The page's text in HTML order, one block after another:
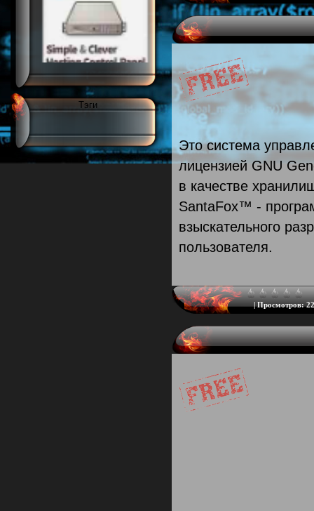
Это система
лицензией GNU
в качестве
SantaFox™ -
взыскательного
пользователя.
|Просмотров:
Тэги